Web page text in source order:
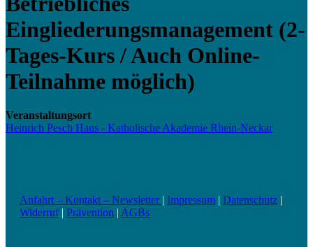
Eingliederungsmanagement (2-
Tages-Kurs / Auch Online-
Teilnahme möglich)
Veranstaltungsort
Heinrich Pesch Haus - Katholische Akademie Rhein-Neckar
Anfahrt – Kontakt – Newsletter | Impressum | Datenschutz |
Widerruf| Prävention | AGBs